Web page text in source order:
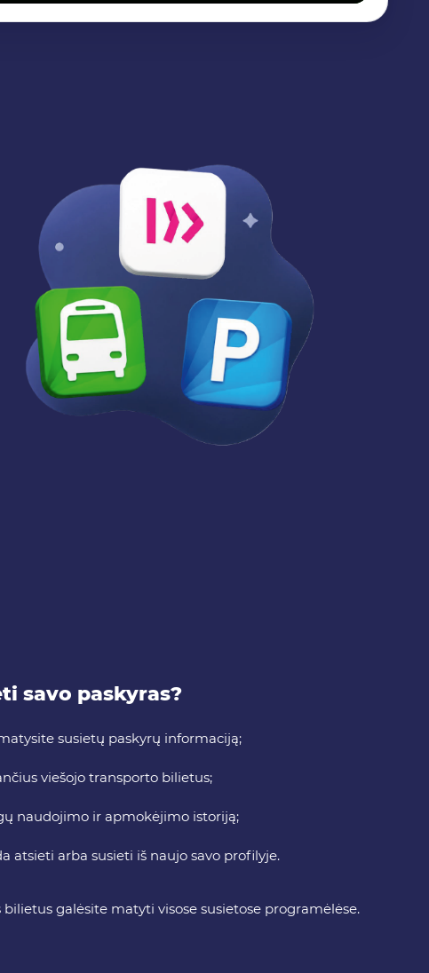
savo paskyras?
susietų paskyrų informaciją;
viešojo transporto bilietus;
naudojimo ir apmokėjimo istoriją;
atsieti arba susieti iš naujo savo profilyje.
bilietus galėsite matyti visose susietose programėlėse.